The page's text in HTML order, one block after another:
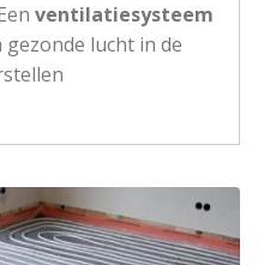
ventilatiesysteem
lucht in de